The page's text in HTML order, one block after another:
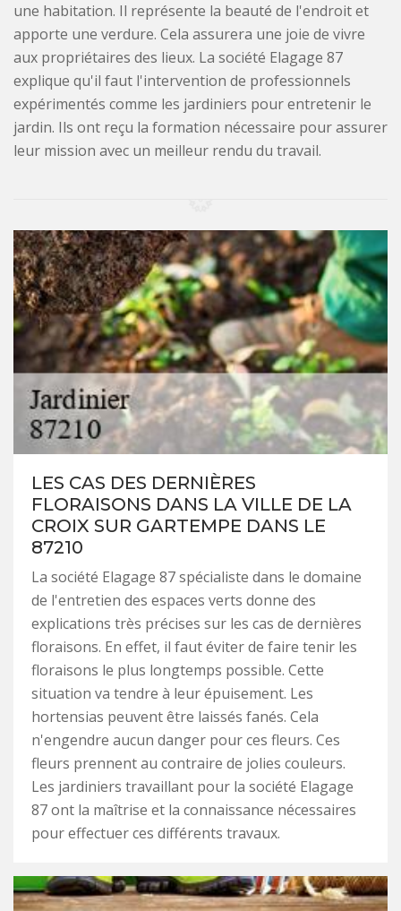
une habitation. Il représente la beauté de l'endroit et
apporte une verdure. Cela assurera une joie de vivre
aux propriétaires des lieux. La société Elagage 87
explique qu'il faut l'intervention de professionnels
expérimentés comme les jardiniers pour entretenir le
jardin. Ils ont reçu la formation nécessaire pour assurer
leur mission avec un meilleur rendu du travail.
LES CAS DES DERNIÈRES
FLORAISONS DANS LA VILLE DE LA
CROIX SUR GARTEMPE DANS LE
87210
La société Elagage 87 spécialiste dans le domaine
de l'entretien des espaces verts donne des
explications très précises sur les cas de dernières
floraisons. En effet, il faut éviter de faire tenir les
floraisons le plus longtemps possible. Cette
situation va tendre à leur épuisement. Les
hortensias peuvent être laissés fanés. Cela
n'engendre aucun danger pour ces fleurs. Ces
fleurs prennent au contraire de jolies couleurs.
Les jardiniers travaillant pour la société Elagage
87 ont la maîtrise et la connaissance nécessaires
pour effectuer ces différents travaux.